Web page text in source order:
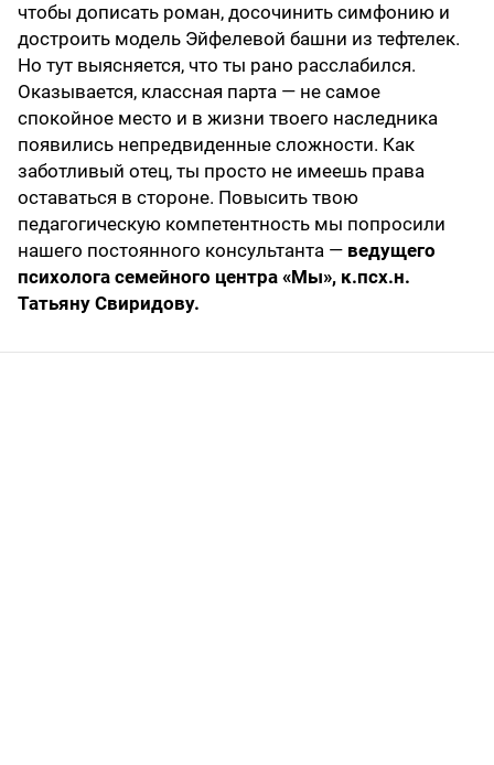
чтобы дописать роман, досочинить симфонию и
достроить модель Эйфелевой башни из тефтелек.
Но тут выясняется, что ты рано расслабился.
Оказывается, классная парта — не самое
спокойное место и в жизни твоего наследника
появились непредвиденные сложности. Как
заботливый отец, ты просто не имеешь права
оставаться в стороне. Повысить твою
педагогическую компетентность мы попросили
нашего постоянного консультанта — ведущего
психолога семейного центра «Мы», к.псх.н.
Татьяну Свиридову.